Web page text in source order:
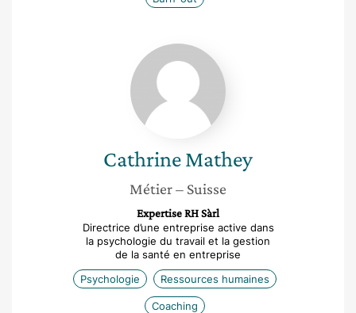
Cathrine
Mathey
CathrineMathey
Métier– Suisse
Expertise RH Sàrl
Directrice d’une entreprise active dans
la psychologie du travail et la gestion
de la santé en entreprise
Psychologie
Ressources humaines
Coaching